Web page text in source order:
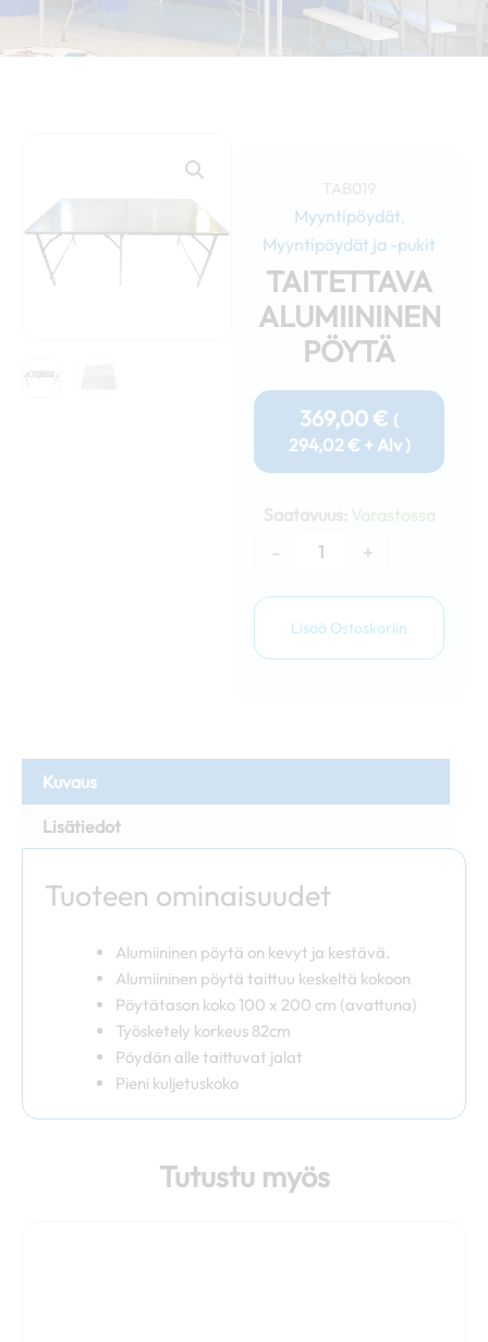
TAB019
Myyntipöydät,
Myyntipöydät ja -pukit
TAITETTAVA
ALUMIININEN
PÖYTÄ
369,00 € (
294,02€ + Alv )
Saatavuus: Varastossa
-
alumiininen
pöytä
+
Lisää Ostoskoriin
Kuvaus
Lisätiedot
Tuoteen ominaisuudet
Alumiininen pöytä on kevyt ja kestävä.
Alumiininen pöytä taittuu keskeltä kokoon
Pöytätason koko 100 x 200 cm (avattuna)
Työsketely korkeus 82cm
Pöydän alle taittuvat jalat
Pieni kuljetuskoko
Tutustu myös